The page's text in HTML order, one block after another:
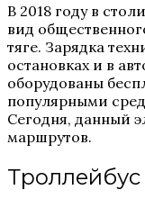
В 2018 году в
вид
тяге. Зарядка
остановках и в
оборудованы
популярными
Сегодня, данный
маршрутов.
Троллейбус